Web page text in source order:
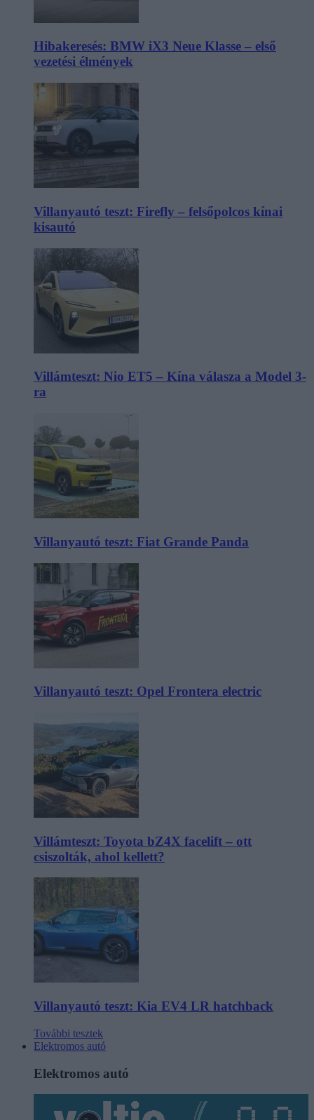
Hibakeresés: BMW iX3 Neue Klasse – első
vezetési élmények
Villanyautó teszt: Firefly – felsőpolcos kínai
kisautó
Villámteszt: Nio ET5 – Kína válasza a Model 3-
ra
Villanyautó teszt: Fiat Grande Panda
Villanyautó teszt: Opel Frontera electric
Villámteszt: Toyota bZ4X facelift – ott
csiszolták, ahol kellett?
Villanyautó teszt: Kia EV4 LR hatchback
További tesztek
Elektromos autó
Elektromos autó